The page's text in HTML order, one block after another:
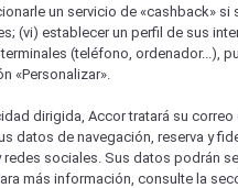
un servicio de «cashback» si
(vi) establecer un perfil de sus
(teléfono, ordenador...),
«Personalizar».
dirigida, Accor tratará su correo
datos de navegación, reserva y
sociales. Sus datos podrán
más información, consulte la